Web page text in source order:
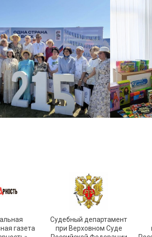
газета
Судебный департамент
при Верховном Суде